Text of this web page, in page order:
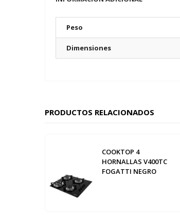
Peso
Dimensiones
PRODUCTOS RELACIONADOS
COOKTOP 4
HORNALLAS V400TC
FOGATTI NEGRO